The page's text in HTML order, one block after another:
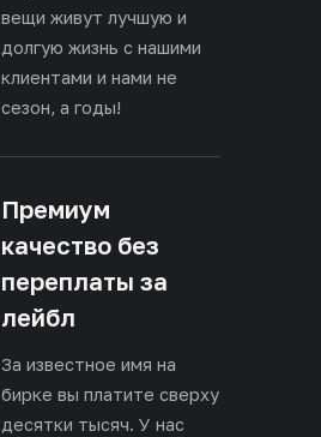
вещи живут лучшую и
долгую жизнь с нашими
клиентами и нами не
сезон, а годы!
Премиум
качество без
переплаты за
лейбл
За известное имя на
бирке вы платите сверху
десятки тысяч. У нас